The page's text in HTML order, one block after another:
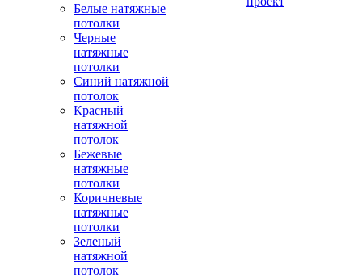
Белые натяжные
потолки
Черные
натяжные
потолки
Синий натяжной
потолок
Красный
натяжной
потолок
Бежевые
натяжные
потолки
Коричневые
натяжные
потолки
Зеленый
натяжной
потолок